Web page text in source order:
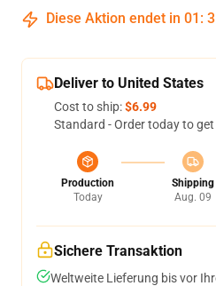
Diese Aktion endet in 01 :
Deliver to United States
Cost to ship:$6.99
Standard - Order today to
Production
Today
Shipping
Aug. 09
Sichere Transaktion
Weltweite Lieferung bis vor